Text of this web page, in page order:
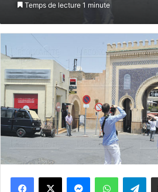
Temps de lecture 1 minute
WhatsApp Telegram